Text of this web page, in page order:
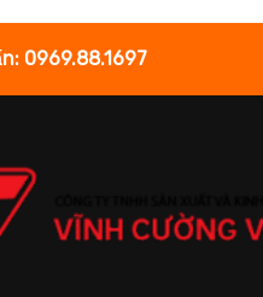
0969.88.1697